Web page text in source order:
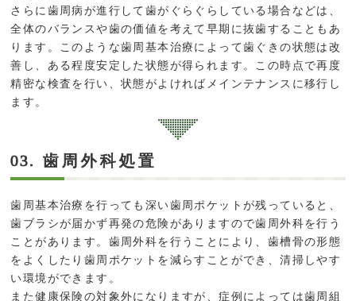
さらに歯周病が進行して歯がぐらぐらしている場合などは、
全体のバランスや歯の価値を考えて早期に抜歯することもあ
ります。このような歯周基本治療によって歯ぐきの状態は改
善し、ある程度安定した状態が得られます。この時点で再度
精密な検査を行い、状態がよければメインテナンスに移行し
ます。
03. 歯周外科処置
歯周基本治療を行っても深い歯周ポケットが残っていると、
歯ブラシが届かず再発の危険がありますので歯周外科を行う
ことがあります。歯周外科を行うことにより、歯槽骨の形態
をよくしたり歯周ポケットを減らすことができ、清掃しやす
い環境ができます。
また健康保険の対象外になりますが、症例によっては歯周組